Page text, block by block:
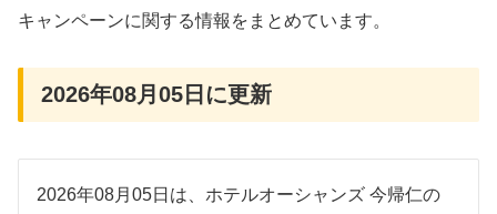
キャンペーンに関する情報をまとめています。
2026年08月05日に更新
2026年08月05日は、ホテルオーシャンズ 今帰仁の